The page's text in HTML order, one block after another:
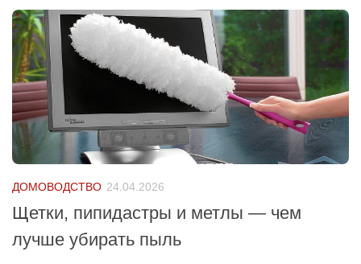
ДОМОВОДСТВО 24.04.2026
Щетки, пипидастры и метлы — чем
лучше убирать пыль